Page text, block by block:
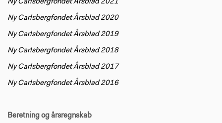
Ny Carlsbergfondet Årsblad 2021
Ny Carlsbergfondet Årsblad 2020
Ny Carlsbergfondet Årsblad 2019
Ny Carlsbergfondet Årsblad 2018
Ny Carlsbergfondet Årsblad 2017
Ny Carlsbergfondet Årsblad 2016
Beretning og årsregnskab